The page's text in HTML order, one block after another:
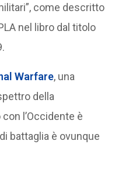
come descritto
nel libro dal titolo
Warfare, una
della
l’Occidente è
battaglia è ovunque